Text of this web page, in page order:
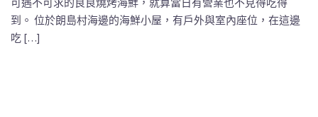
到。 位於朗島村海邊的海鮮小屋，有戶外與室內座位，在這邊
吃 […]